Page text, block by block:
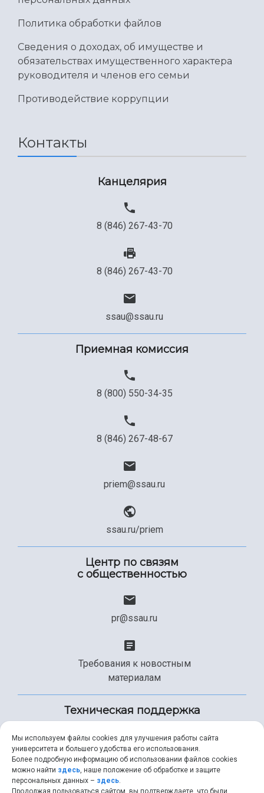
Официальные документы
Политика обработки файлов
Сведения о доходах, об имуществе и
обязательствах имущественного характера
руководителя и членов его семьи
Противодействие коррупции
Контакты
Канцелярия
8 (846) 267-43-70
8 (846) 267-43-70
ssau@ssau.ru
Приемная комиссия
8 (800) 550-34-35
8 (846) 267-48-67
priem@ssau.ru
ssau.ru/priem
Центр по связям
с общественностью
pr@ssau.ru
Требования к новостным
материалам
Техническая поддержка
+7 (846) 267-49-99
Мы используем файлы cookies для улучшения работы сайта
университета и большего удобства его использования.
Более подробную информацию об использовании файлов cookies
можно найти здесь, наше положение об обработке и защите
персональных данных – здесь.
Продолжая пользоваться сайтом, вы подтверждаете, что были